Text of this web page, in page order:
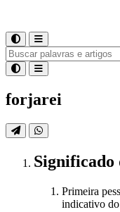
forjarei
Significado
Primeira
indicativo